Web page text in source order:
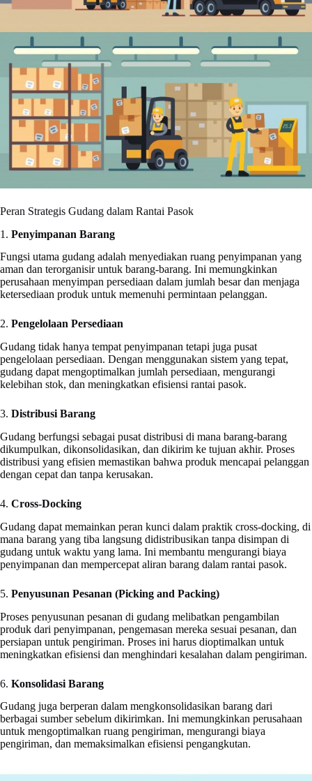
Peran Strategis Gudang dalam Rantai Pasok
1. Penyimpanan Barang
Fungsi utama gudang adalah menyediakan ruang penyimpanan yang
aman dan terorganisir untuk barang-barang. Ini memungkinkan
perusahaan menyimpan persediaan dalam jumlah besar dan menjaga
ketersediaan produk untuk memenuhi permintaan pelanggan.
2. Pengelolaan Persediaan
Gudang tidak hanya tempat penyimpanan tetapi juga pusat
pengelolaan persediaan. Dengan menggunakan sistem yang tepat,
gudang dapat mengoptimalkan jumlah persediaan, mengurangi
kelebihan stok, dan meningkatkan efisiensi rantai pasok.
3. Distribusi Barang
Gudang berfungsi sebagai pusat distribusi di mana barang-barang
dikumpulkan, dikonsolidasikan, dan dikirim ke tujuan akhir. Proses
distribusi yang efisien memastikan bahwa produk mencapai pelanggan
dengan cepat dan tanpa kerusakan.
4. Cross-Docking
Gudang dapat memainkan peran kunci dalam praktik cross-docking, di
mana barang yang tiba langsung didistribusikan tanpa disimpan di
gudang untuk waktu yang lama. Ini membantu mengurangi biaya
penyimpanan dan mempercepat aliran barang dalam rantai pasok.
5. Penyusunan Pesanan (Picking and Packing)
Proses penyusunan pesanan di gudang melibatkan pengambilan
produk dari penyimpanan, pengemasan mereka sesuai pesanan, dan
persiapan untuk pengiriman. Proses ini harus dioptimalkan untuk
meningkatkan efisiensi dan menghindari kesalahan dalam pengiriman.
6. Konsolidasi Barang
Gudang juga berperan dalam mengkonsolidasikan barang dari
berbagai sumber sebelum dikirimkan. Ini memungkinkan perusahaan
untuk mengoptimalkan ruang pengiriman, mengurangi biaya
pengiriman, dan memaksimalkan efisiensi pengangkutan.